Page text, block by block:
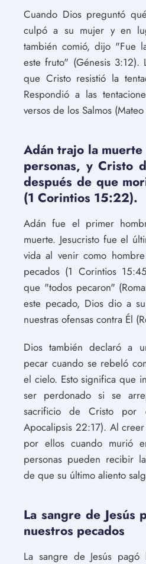
Cuando Dios preguntó
culpó a su mujer y en
también comió, dijo "Fue
este fruto" (Génesis 3:12).
que Cristo resistió la
Respondió a las
versos de los Salmos (Mateo
Adán trajo la
personas, y Cristo
después de que
(1 Corintios 15:22).
Adán fue el primer
muerte. Jesucristo fue el
vida al venir como
pecados (1 Corintios
que "todos pecaron"
este pecado, Dios dio a
nuestras ofensas contra Él
Dios también declaró a
pecar cuando se rebeló
el cielo. Esto significa que
ser perdonado si se
sacrificio de Cristo por
Apocalipsis 22:17). Al
por ellos cuando murió
personas pueden recibir
de que su último aliento
La sangre de Jesús
nuestros pecados
La sangre de Jesús